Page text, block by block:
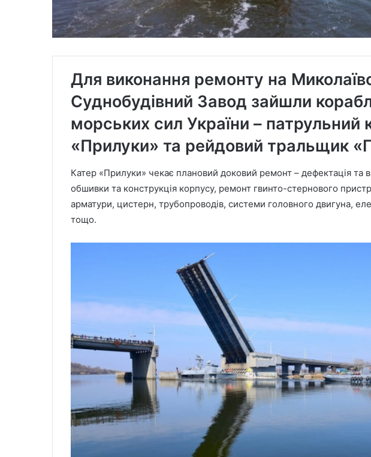
Для виконання ремонту на
Суднобудівний Завод зайшли
морських сил України – патрульний
«Прилуки» та рейдовий тральщик
Катер «Прилуки» чекає плановий доковий ремонт – дефектація та
обшивки та конструкція корпусу, ремонт гвинто-стернового
арматури, цистерн, трубопроводів, системи головного двигуна,
тощо.